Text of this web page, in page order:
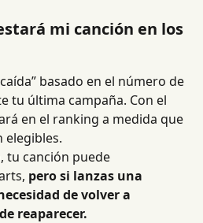
mi canción en los
basado en el número de
tu última campaña. Con el
en el ranking a medida que
elegibles.
tu canción puede
pero si lanzas una
de volver a
reaparecer.